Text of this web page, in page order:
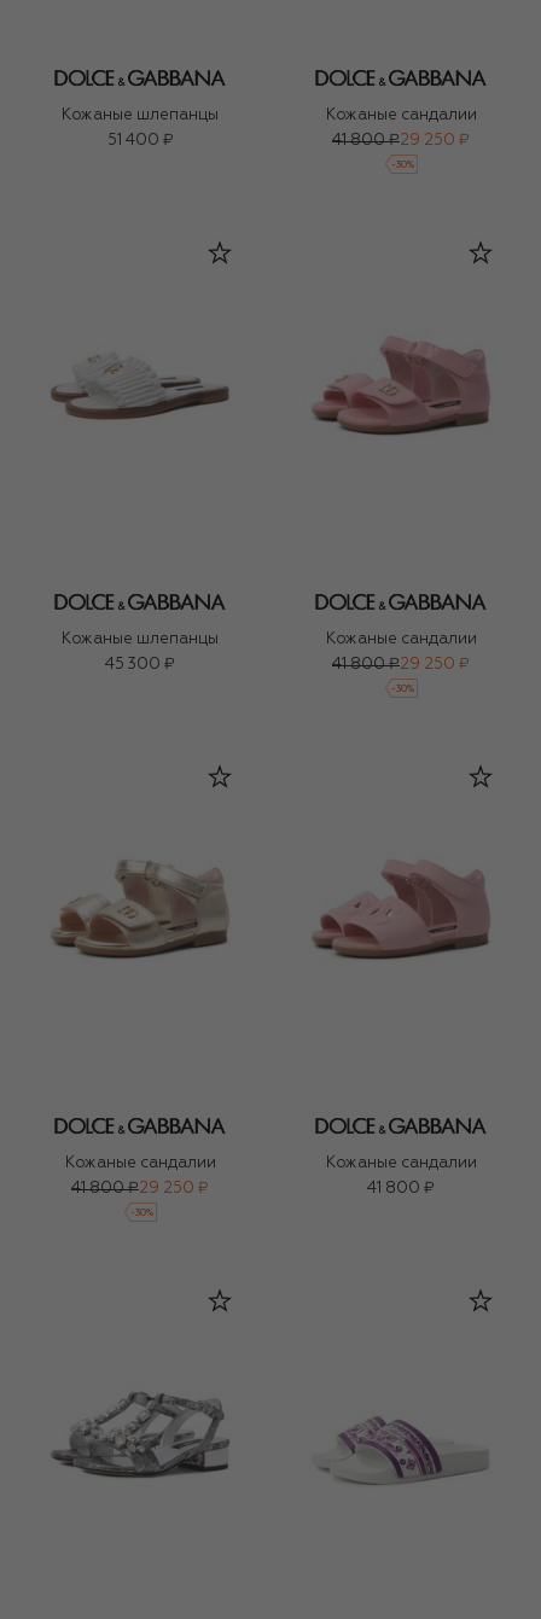
Кожаные шлепанцы
51 400 ₽
Кожаные сандалии
41 800 ₽29 250 ₽
-30%
Кожаные шлепанцы
45 300 ₽
Кожаные сандалии
41 800 ₽29 250 ₽
-30%
Кожаные сандалии
41 800 ₽29 250 ₽
-30%
Кожаные сандалии
41 800 ₽